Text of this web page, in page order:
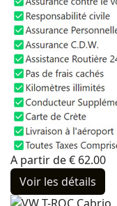
A partir de€ 62.00
Voir les détails